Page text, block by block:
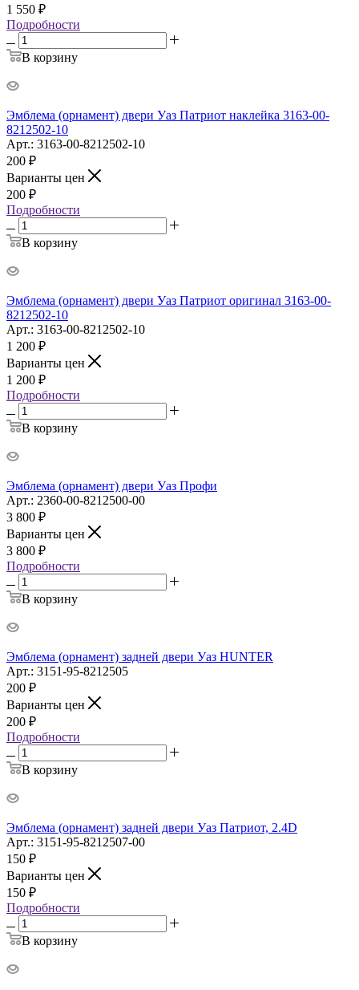
1 550 ₽
Подробности
В корзину
Эмблема (орнамент) двери Уаз Патриот наклейка 3163-00-
8212502-10
Арт.: 3163-00-8212502-10
200 ₽
Варианты цен
200 ₽
Подробности
В корзину
Эмблема (орнамент) двери Уаз Патриот оригинал 3163-00-
8212502-10
Арт.: 3163-00-8212502-10
1 200 ₽
Варианты цен
1 200 ₽
Подробности
В корзину
Эмблема (орнамент) двери Уаз Профи
Арт.: 2360-00-8212500-00
3 800 ₽
Варианты цен
3 800 ₽
Подробности
В корзину
Эмблема (орнамент) задней двери Уаз HUNTER
Арт.: 3151-95-8212505
200 ₽
Варианты цен
200 ₽
Подробности
В корзину
Эмблема (орнамент) задней двери Уаз Патриот, 2.4D
Арт.: 3151-95-8212507-00
150 ₽
Варианты цен
150 ₽
Подробности
В корзину